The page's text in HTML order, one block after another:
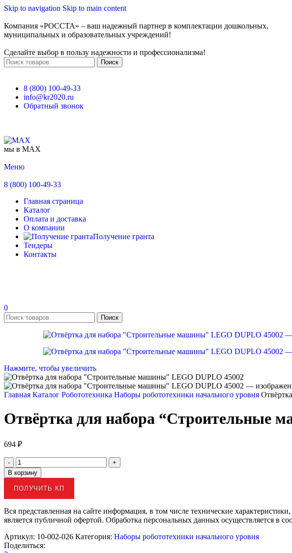
Skip to navigation Skip to main content
Компания «РОССТА» – ваш надежный партнер в комплектации дошкольных,
муниципальных и образовательных учреждений!
Сделайте выбор в пользу надежности и профессионализма!
Поиск
8 (800) 100-49-33
info@kr2020.ru
Обратный звонок
мы в MAX
Меню
8 (800) 100-49-33
Главная страница
Каталог
Оплата и доставка
О компании
Получение гранта
Тендеры
Контакты
0
Поиск
Нажмите, чтобы увеличить
Главная Каталог Робототехника Наборы робототехники начального уровня
Отвёртка для набора “Строительные
694 ₽
В корзину
ПОЛУЧИТЬ КП
Вся представленная на сайте информация, в том числе технические
является публичной офертой. Обработка персональных данных осуществляется в
Артикул: 10-002-026 Категория: Наборы робототехники начального уровня
Поделиться: